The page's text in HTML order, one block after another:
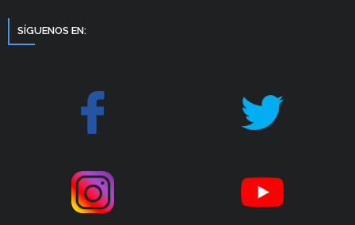
SÍGUENOS EN: